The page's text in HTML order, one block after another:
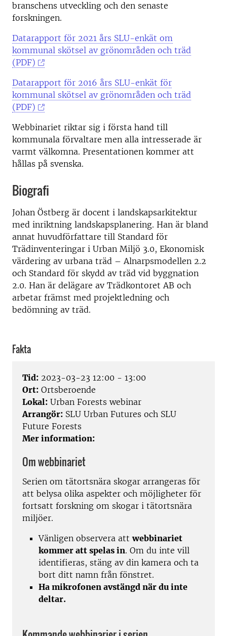
branschens utveckling och den senaste
forskningen.
Datarapport för 2021 års SLU-enkät om
kommunal skötsel av grönområden och träd
(PDF)
Datarapport för 2016 års SLU-enkät för
kommunal skötsel av grönområden och träd
(PDF)
Webbinariet riktar sig i första hand till
kommunala förvaltare men alla intresserade är
varmt välkomna. Presentationen kommer att
hållas på svenska.
Biografi
Johan Östberg är docent i landskapsarkitektur
med inriktning landskapsplanering. Han är bland
annat huvudförfattare till Standard för
Trädinventeringar i Urban Miljö 3.0, Ekonomisk
värdering av urbana träd – Alnarpsmodellen 2.2
och Standard för skydd av träd vid byggnation
2.0. Han är delägare av Trädkontoret AB och
arbetar främst med projektledning och
bedömning av träd.
Fakta
Tid: 2023-03-23 12:00 - 13:00
Ort: Ortsberoende
Lokal: Urban Forests webinar
Arrangör: SLU Urban Futures och SLU
Future Forests
Mer information:
Om webbinariet
Serien om tätortsnära skogar arrangeras för
att belysa olika aspekter och möjligheter för
fortsatt forskning om skogar i tätortsnära
miljöer.
Vänligen observera attwebbinariet
kommer att spelas in. Om du inte vill
identifieras, stäng av din kamera och ta
bort ditt namn från fönstret.
Ha mikrofonen avstängd när du inte
deltar.